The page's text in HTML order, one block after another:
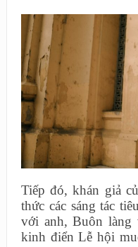
Tiếp đó, khán giả
thức các sáng tác
với anh, Buôn làng
kinh điển Lễ hội